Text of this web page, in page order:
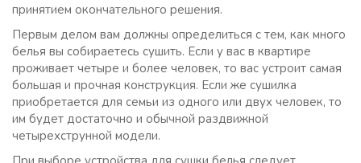
принятием окончательного решения.
Первым делом вам должны определиться с тем, как много
белья вы собираетесь сушить. Если у вас в квартире
проживает четыре и более человек, то вас устроит самая
большая и прочная конструкция. Если же сушилка
приобретается для семьи из одного или двух человек, то
им будет достаточно и обычной раздвижной
четырехструнной модели.